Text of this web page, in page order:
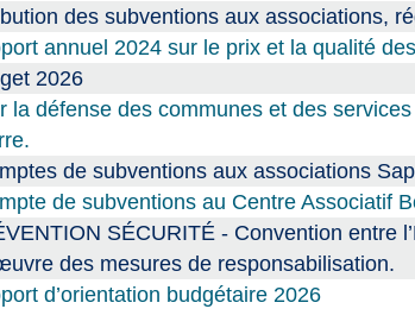
des subventions aux associations,
annuel 2024 sur le prix et la qualité
2026
la défense des communes et des
de subventions aux associations
de subventions au Centre Associatif
SÉCURITÉ - Convention entre
des mesures de responsabilisation.
d’orientation budgétaire 2026